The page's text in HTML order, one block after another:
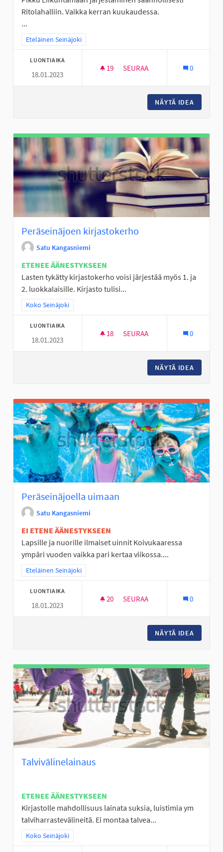
Ritolahalliin. Vaikka kerran kuukaudessa.
...
Rajaa tulokset teeman mukaan: Eteläinen Seinäjoki
Eteläinen Seinäjoki
LUONTIAIKA
18.01.2023
19 19 SEURAAJAA
SEURAA 0
NÄYTÄ IDEA
Peräseinäjoen kirjastokerho
Satu Kangasniemi
ETENEE ÄÄNESTYKSEEN
Lasten tykätty kirjastokerho voisi järjestää myös 1. ja
2. luokkalaisille. Kirjasto tulisi...
Rajaa tulokset teeman mukaan: Koko Seinäjoki
Koko Seinäjoki
LUONTIAIKA
18.01.2023
18 18 SEURAAJAA
SEURAA 0
NÄYTÄ IDEA
Peräseinäjoella uimaan
Satu Kangasniemi
EI ETENE ÄÄNESTYKSEEN
Lapsille ja nuorille ilmaiset uinnit Koivukaaressa
ympäri vuoden vaikka pari kertaa viikossa....
Rajaa tulokset teeman mukaan: Eteläinen Seinäjoki
Eteläinen Seinäjoki
LUONTIAIKA
18.01.2023
20 20 SEURAAJAA
SEURAA 0
NÄYTÄ IDEA
Talvivälinelainaus
ETENEE ÄÄNESTYKSEEN
Kirjastolle mahdollisuus lainata suksia, luistimia ym
talviharrastevälineitä. Ei montaa talvea...
Rajaa tulokset teeman mukaan: Koko Seinäjoki
Koko Seinäjoki